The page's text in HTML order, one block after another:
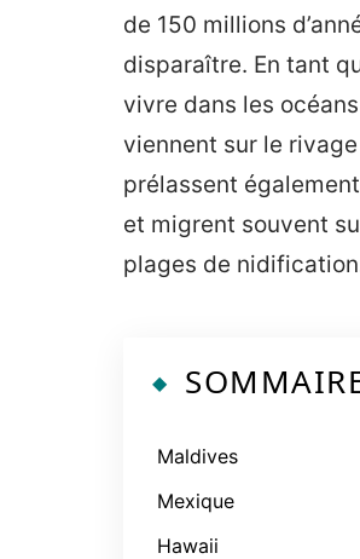
de 150 millions
disparaître. En tant
vivre dans les
viennent sur le
prélassent
et migrent souvent
plages de
Maldives
Mexique
Hawaii